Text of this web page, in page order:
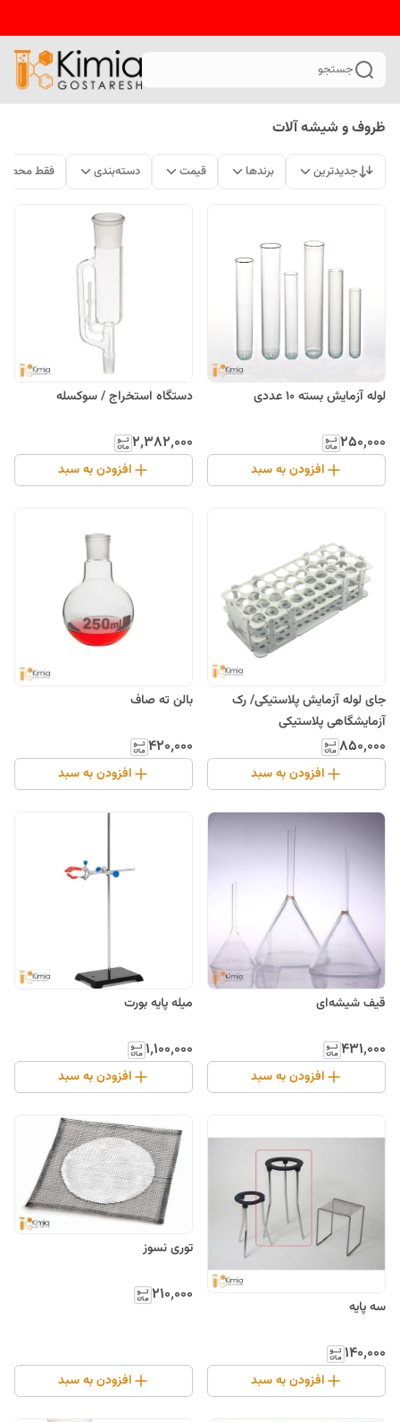
جستجو
ظروف و شیشه آلات
جدیدترین برندها قیمت دسته‌بندی فقط
لوله آزمایش بسته 10 عددی
۲۵۰٬۰۰۰
افزودن به سبد
دستگاه‌ استخراج / سوکسله
۲٬۳۸۲٬۰۰۰
افزودن به سبد
جا‌ی لوله آزمایش پلاستیکی/ رک
آزمایشگاهی پلاستیکی
۸۵۰٬۰۰۰
افزودن به سبد
بالن ته صاف
۴۲۰٬۰۰۰
افزودن به سبد
قیف شیشه‌ای
۴۳۱٬۰۰۰
افزودن به سبد
میله پایه بورت
۱٬۱۰۰٬۰۰۰
افزودن به سبد
سه پایه
۱۴۰٬۰۰۰
افزودن به سبد
توری نسوز
۲۱۰٬۰۰۰
افزودن به سبد